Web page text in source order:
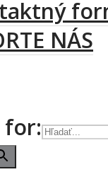
NÁS
for: